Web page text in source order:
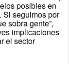
posibles en
Si seguimos por
sobra gente”,
implicaciones
el sector